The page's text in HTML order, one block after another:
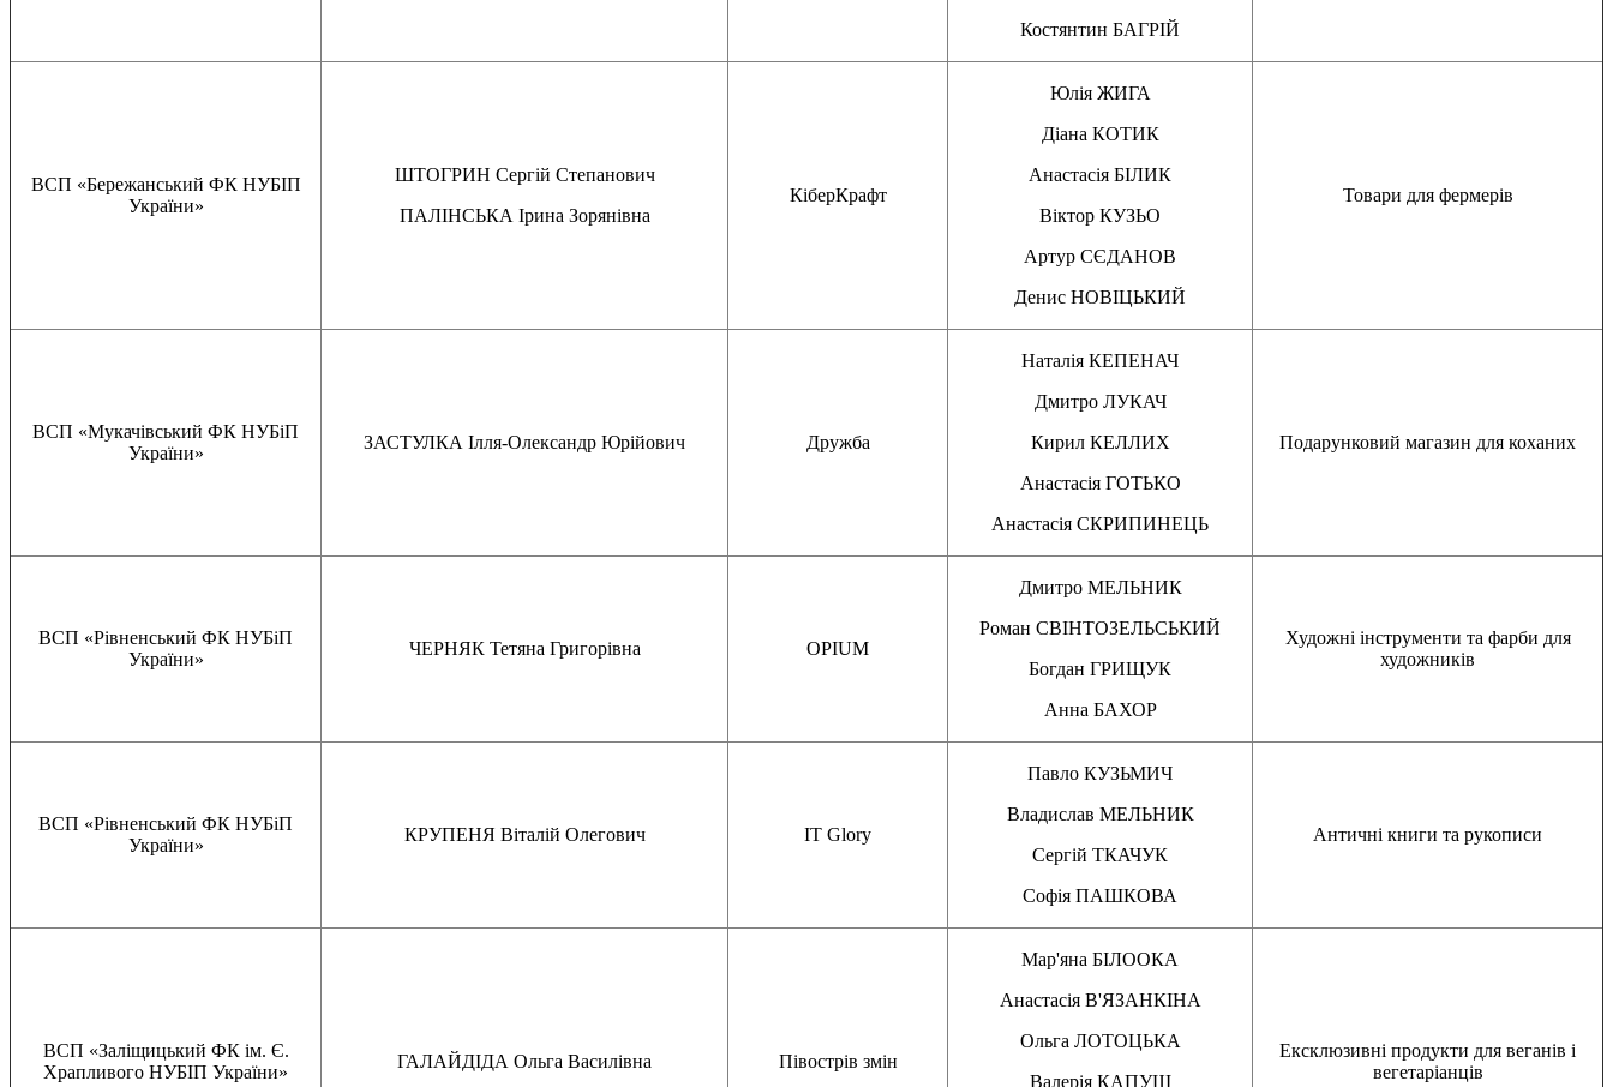
Костянтин БАГРІЙ
ВСП «Бережанський ФК НУБІП
України»
ШТОГРИН Сергій Степанович
ПАЛІНСЬКА Ірина Зорянівна
КіберКрафт
Юлія ЖИГА
Діана КОТИК
Анастасія БІЛИК
Віктор КУЗЬО
Артур СЄДАНОВ
Денис НОВІЦЬКИЙ
Товари для фермерів
ВСП «Мукачівський ФК НУБіП
України»
ЗАСТУЛКА Ілля-Олександр Юрійович Дружба
Наталія КЕПЕНАЧ
Дмитро ЛУКАЧ
Кирил КЕЛЛИХ
Анастасія ГОТЬКО
Анастасія СКРИПИНЕЦЬ
Подарунковий магазин для коханих
ВСП «Рівненський ФК НУБіП
України»
ЧЕРНЯК Тетяна Григорівна OPIUM
Дмитро МЕЛЬНИК
Роман СВІНТОЗЕЛЬСЬКИЙ
Богдан ГРИЩУК
Анна БАХОР
Художні інструменти та фарби для
художників
ВСП «Рівненський ФК НУБіП
України»
КРУПЕНЯ Віталій Олегович IT Glory
Павло КУЗЬМИЧ
Владислав МЕЛЬНИК
Сергій ТКАЧУК
Софія ПАШКОВА
Античні книги та рукописи
ВСП «Заліщицький ФК ім. Є.
Храпливого НУБІП України»
ГАЛАЙДІДА Ольга Василівна Півострів змін
Мар'яна БІЛООКА
Анастасія В'ЯЗАНКІНА
Ольга ЛОТОЦЬКА
Валерія КАПУШ
Ексклюзивні продукти для веганів і
вегетаріанців